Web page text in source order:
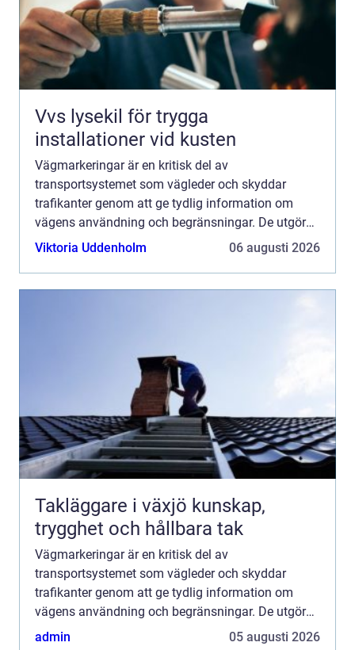
Vvs lysekil för trygga
installationer vid kusten
Vägmarkeringar är en kritisk del av
transportsystemet som vägleder och skyddar
trafikanter genom att ge tydlig information om
vägens användning och begränsningar. De utgör
de tysta vägvisarna som ständigt ...
Viktoria Uddenholm 06 augusti 2026
Takläggare i växjö kunskap,
trygghet och hållbara tak
Vägmarkeringar är en kritisk del av
transportsystemet som vägleder och skyddar
trafikanter genom att ge tydlig information om
vägens användning och begränsningar. De utgör
de tysta vägvisarna som ständigt ...
admin 05 augusti 2026